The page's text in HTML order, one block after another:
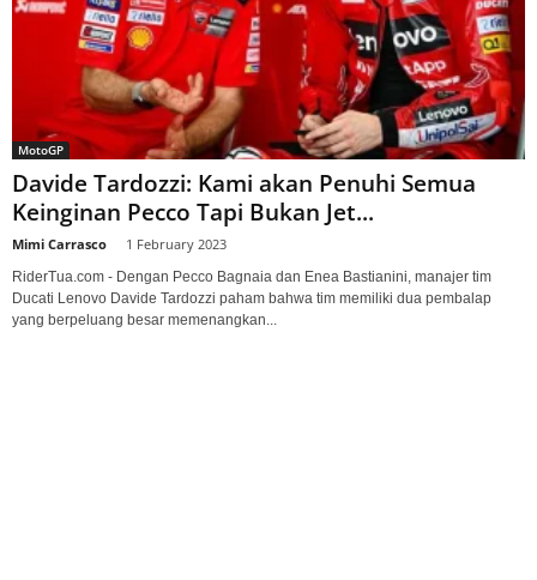
MotoGP
Davide Tardozzi: Kami akan Penuhi Semua
Keinginan Pecco Tapi Bukan Jet...
Mimi Carrasco 1 February 2023
RiderTua.com - Dengan Pecco Bagnaia dan Enea Bastianini, manajer tim
Ducati Lenovo Davide Tardozzi paham bahwa tim memiliki dua pembalap
yang berpeluang besar memenangkan...